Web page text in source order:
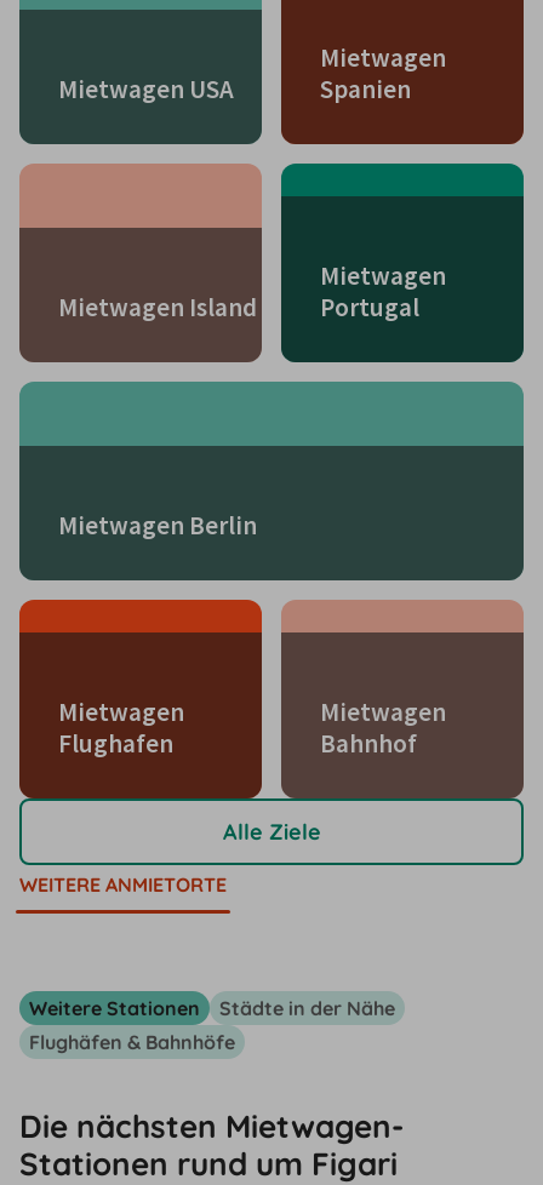
Mietwagen USA
Mietwagen
Spanien
Mietwagen Island
Mietwagen
Portugal
Mietwagen Berlin
Mietwagen
Flughafen
Mietwagen
Bahnhof
Alle Ziele
WEITERE ANMIETORTE
Weitere Stationen
Städte in der Nähe
Flughäfen & Bahnhöfe
Die nächsten Mietwagen-
Stationen rund um Figari